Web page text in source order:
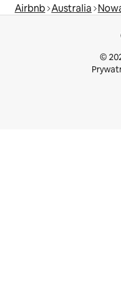
Airbnb Australia
©